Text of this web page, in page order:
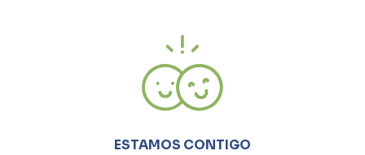
ESTAMOS CONTIGO